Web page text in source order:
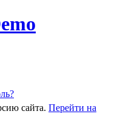
сайта. Перейти на